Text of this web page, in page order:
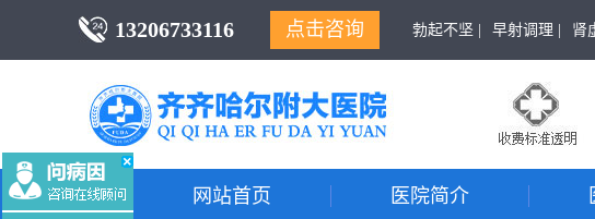
13206733116 点击咨询 勃起不坚 | 早射调理 | 肾
网站首页 医院简介